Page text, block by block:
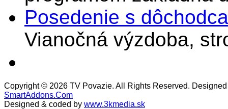
Posedenie s
Vianočná výzdoba,
Copyright © 2026 TV Povazie. All Rights Reserved.
SmartAddons.Com
Designed & coded by www.3kmedia.sk